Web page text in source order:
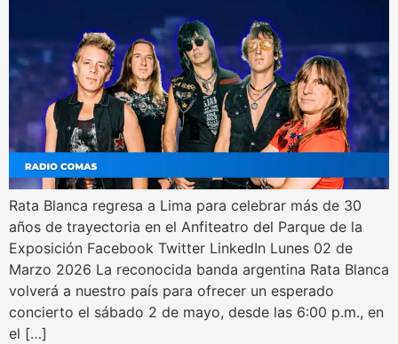
Rata Blanca regresa a Lima para celebrar más de 30
años de trayectoria en el Anfiteatro del Parque de la
Exposición Facebook Twitter LinkedIn Lunes 02 de
Marzo 2026 La reconocida banda argentina Rata Blanca
volverá a nuestro país para ofrecer un esperado
concierto el sábado 2 de mayo, desde las 6:00 p.m., en
el […]